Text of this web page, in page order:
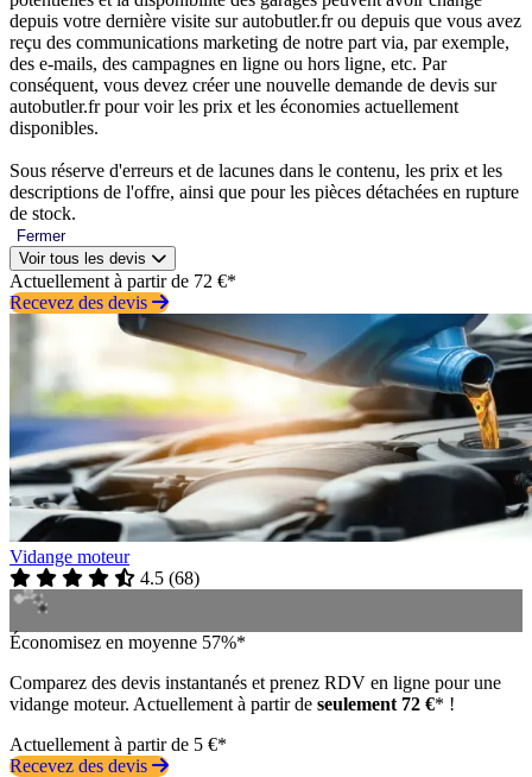
depuis votre dernière visite sur autobutler.fr ou depuis que vous avez
reçu des communications marketing de notre part via, par exemple,
des e-mails, des campagnes en ligne ou hors ligne, etc. Par
conséquent, vous devez créer une nouvelle demande de devis sur
autobutler.fr pour voir les prix et les économies actuellement
disponibles.
Sous réserve d'erreurs et de lacunes dans le contenu, les prix et les
descriptions de l'offre, ainsi que pour les pièces détachées en rupture
de stock.
Fermer
Voir tous les devis
Actuellement à partir de 72 €*
Recevez des devis
Vidange moteur
4.5 (68)
Économisez en moyenne 57%*
Comparez des devis instantanés et prenez RDV en ligne pour une
vidange moteur. Actuellement à partir de seulement 72 €* !
Actuellement à partir de 5 €*
Recevez des devis